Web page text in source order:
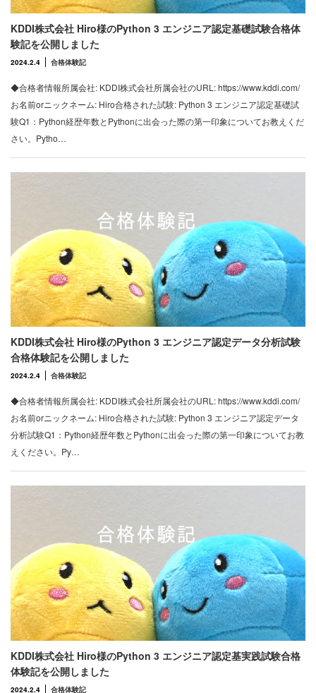
KDDI株式会社 Hiro様のPython 3 エンジニア認定基礎試験合格体
験記を公開しました
2024.2.4 合格体験記
◆合格者情報所属会社: KDDI株式会社所属会社のURL: https://www.kddi.com/
お名前orニックネーム: Hiro合格された試験: Python 3 エンジニア認定基礎試
験Q1：Python経歴年数とPythonに出会った際の第一印象についてお教えくだ
さい。Pytho…
KDDI株式会社 Hiro様のPython 3 エンジニア認定データ分析試験
合格体験記を公開しました
2024.2.4 合格体験記
◆合格者情報所属会社: KDDI株式会社所属会社のURL: https://www.kddi.com/
お名前orニックネーム: Hiro合格された試験: Python 3 エンジニア認定データ
分析試験Q1：Python経歴年数とPythonに出会った際の第一印象についてお教
えください。Py…
KDDI株式会社 Hiro様のPython 3 エンジニア認定基実践試験合格
体験記を公開しました
2024.2.4 合格体験記